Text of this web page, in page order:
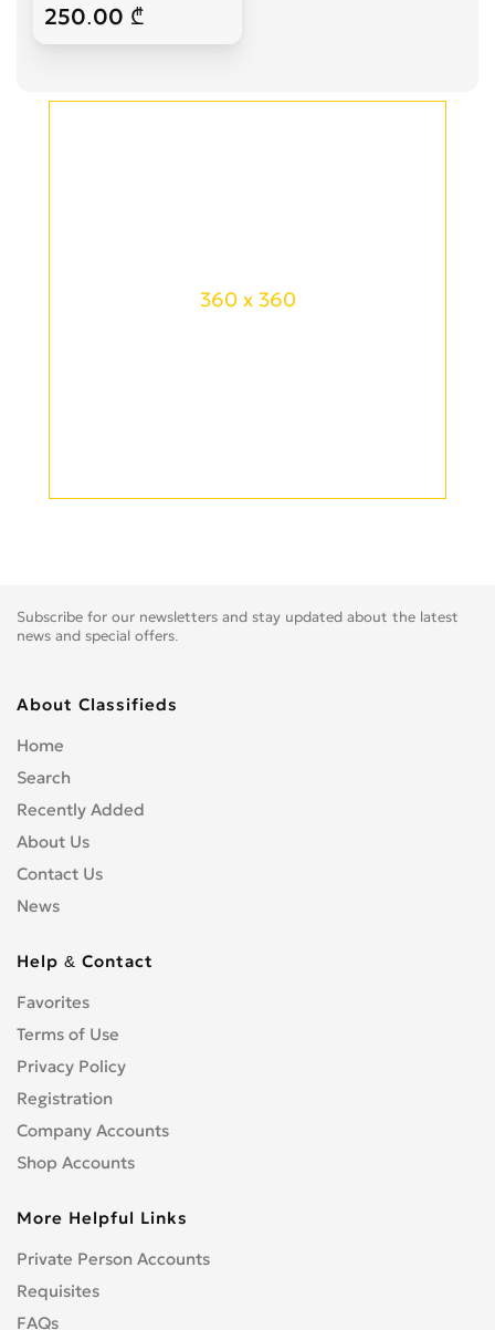
250.00 ₾
360 x 360
Subscribe for our newsletters and stay updated about the latest
news and special offers.
About Classifieds
Home
Search
Recently Added
About Us
Contact Us
News
Help & Contact
Favorites
Terms of Use
Privacy Policy
Registration
Company Accounts
Shop Accounts
More Helpful Links
Private Person Accounts
Requisites
FAQs